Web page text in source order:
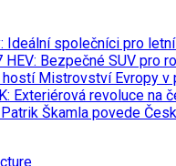
Ideální společníci pro
HEV: Bezpečné SUV pro
hostí Mistrovství Evropy v
Exteriérová revoluce na
Patrik Škamla povede